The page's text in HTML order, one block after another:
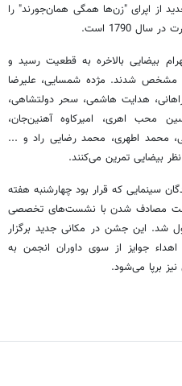
از اپرای "زن‌ها همگی همان‌جورند" را
1790 است.
بیضایی بالاخره به قطعیت رسید و
مشخص شدند. مژده شمسایی، علیرضا
هدایت هاشمی، سحر دولتشاهی،
محب اهری، امیرکاوه آهنین‌جان،
محمد اطهری، محمد رضایی راد و ...
بیضایی تمرین می‌کنند.
سینمایی که قرار بود چهارشنبه هفته
علت مصادف شدن با نشست‌های تخصصی
شد. این جشن در مکانی جدید برگزار
جوایز از سوی داوران انجمن به
برپا می‌شود.